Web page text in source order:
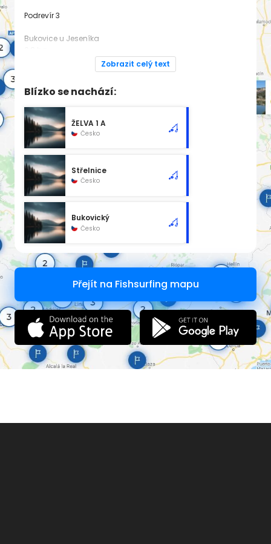
Podrevír 3
Bukovice u Jeseníka
Dodatek pro rok 2025:
Zobrazit celý text
Blízko se nachází:
ŽELVA 1 A
Česko
Střelnice
Česko
Bukovický
Česko
Přejít na Fishsurfing mapu